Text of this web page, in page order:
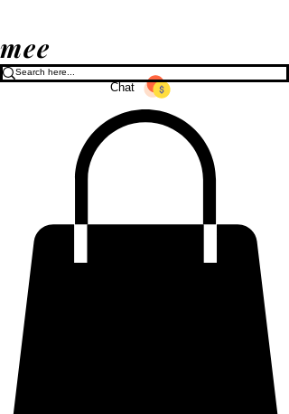
mee
Chat